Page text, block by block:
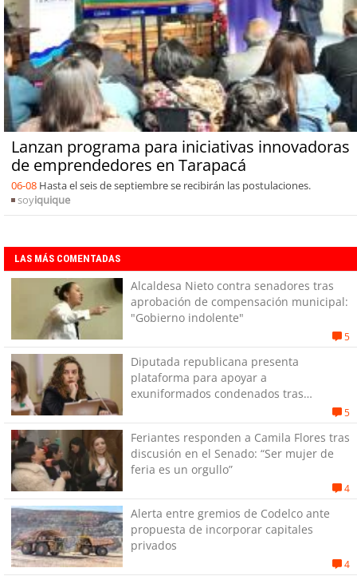
Lanzan programa para iniciativas innovadoras
de emprendedores en Tarapacá
06-08 Hasta el seis de septiembre se recibirán las postulaciones.
soyiquique
LAS MÁS COMENTADAS
Alcaldesa Nieto contra senadores tras
aprobación de compensación municipal:
"Gobierno indolente"
5
Diputada republicana presenta
plataforma para apoyar a
exuniformados condenados tras
5
Feriantes responden a Camila Flores tras
discusión en el Senado: “Ser mujer de
feria es un orgullo”
4
Alerta entre gremios de Codelco ante
propuesta de incorporar capitales
privados
4